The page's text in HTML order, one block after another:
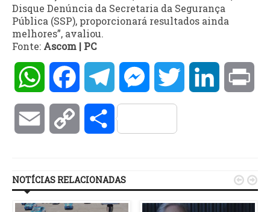
Disque Denúncia da Secretaria da Segurança
Pública (SSP), proporcionará resultados ainda
melhores”, avaliou.
Fonte: Ascom | PC
WhatsAppFacebookTelegramMessengerTwitter LinkedIn
Email Copy Compartilhar
NOTÍCIAS RELACIONADAS  